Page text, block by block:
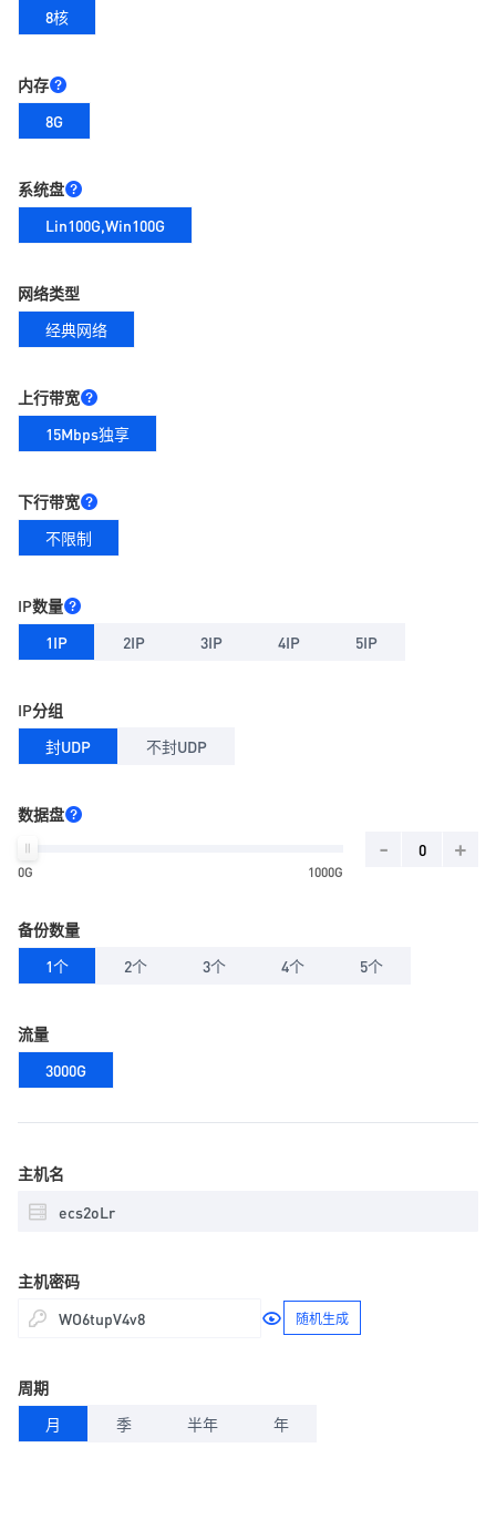
8核
内存
8G
系统盘
Lin100G,Win100G
网络类型
经典网络
上行带宽
15Mbps独享
下行带宽
不限制
IP数量
1IP
2IP 3IP 4IP 5IP
IP分组
封UDP
不封UDP
数据盘
0G 1000G
- +
备份数量
1个
2个 3个 4个 5个
流量
3000G
主机名
主机密码
随机生成
周期
月
季 半年 年